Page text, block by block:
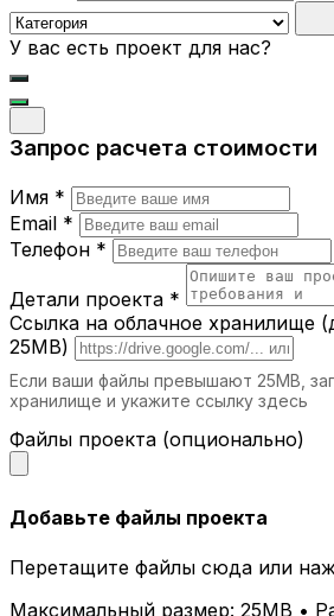
У вас есть проект для нас?
Запрос расчета стоимости
Имя *
Email *
Телефон *
Детали проекта *
Ссылка на облачное хранилище
25MB)
Если ваши файлы превышают 25MB,
хранилище и укажите ссылку здесь
Файлы проекта (опционально)
Добавьте файлы проекта
Перетащите файлы сюда или
Максимальный размер: 25MB •